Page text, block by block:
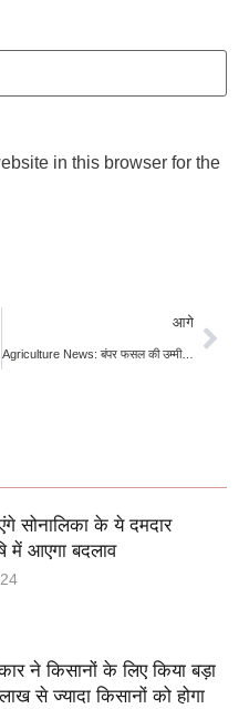
in this browser for the
आगे
Agriculture News: बंपर फसल की उम्मीद और एथेनॉल टेंडर में सुस्ती से मक्के की कीमतों में थोड़ी नरमी
सोनालिका के ये दमदार
में आएगा बदलाव
ने किसानों के लिए किया बड़ा
से ज्यादा किसानों को होगा